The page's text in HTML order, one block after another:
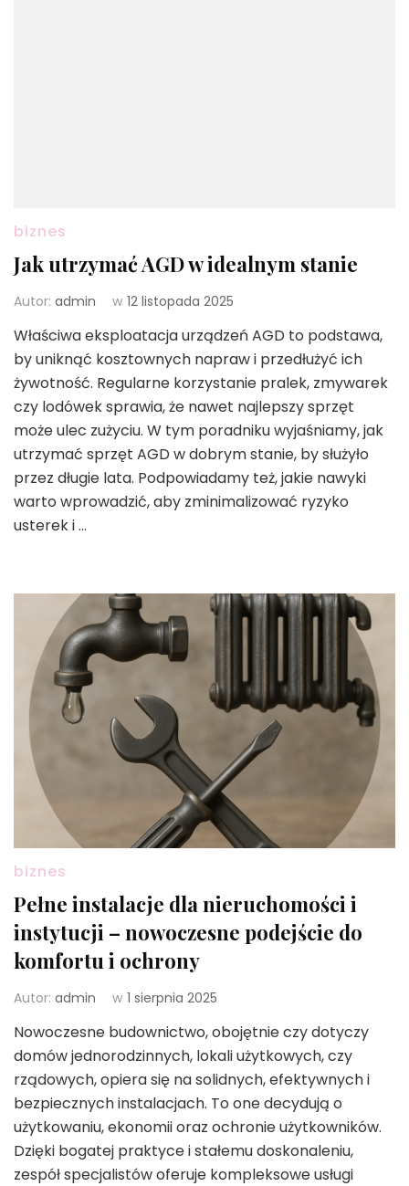
biznes
Jak utrzymać AGD w idealnym stanie
Autor: admin w 12 listopada 2025
Właściwa eksploatacja urządzeń AGD to podstawa,
by uniknąć kosztownych napraw i przedłużyć ich
żywotność. Regularne korzystanie pralek, zmywarek
czy lodówek sprawia, że nawet najlepszy sprzęt
może ulec zużyciu. W tym poradniku wyjaśniamy, jak
utrzymać sprzęt AGD w dobrym stanie, by służyło
przez długie lata. Podpowiadamy też, jakie nawyki
warto wprowadzić, aby zminimalizować ryzyko
usterek i …
biznes
Pełne instalacje dla nieruchomości i
instytucji – nowoczesne podejście do
komfortu i ochrony
Autor: admin w 1 sierpnia 2025
Nowoczesne budownictwo, obojętnie czy dotyczy
domów jednorodzinnych, lokali użytkowych, czy
rządowych, opiera się na solidnych, efektywnych i
bezpiecznych instalacjach. To one decydują o
użytkowaniu, ekonomii oraz ochronie użytkowników.
Dzięki bogatej praktyce i stałemu doskonaleniu,
zespół specjalistów oferuje kompleksowe usługi